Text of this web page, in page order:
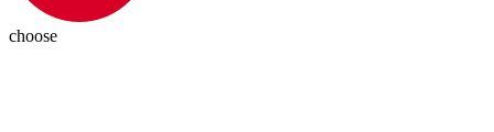
choose